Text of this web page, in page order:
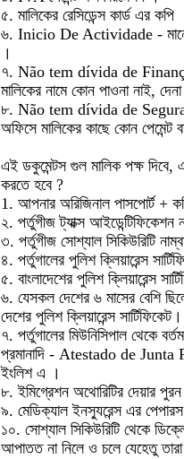
৫. মালিকের রেসিডেন্স কার্ড এর কপি
৬. Inicio De Actividade - মানে
।
৭. Não tem dívida de Finanças
মালিকের নামে কোন পাওনা নাই, দেনা
৮. Não tem dívida de
অফিসে মালিকের কাছে কোন পেমেন্ট
এই ডকুমেন্টস গুল মালিক পক্ষ
করতে হবে ?
1. আপনার অরিজিনাল পাসপোর্ট +
২. পর্তুগীজ ট্যাক্স আইডেন্টিফিকেশন
৩. পর্তুগীজ সোশ্যাল সিকিউরিটি
৪. পর্তুগালের পুলিশ ক্লিয়ারেন্স
৫. বাংলাদেশের পুলিশ ক্লিয়ারেন্স
৬. যেসকল দেশের ৬ মাসের বেশি
দেশের পুলিশ ক্লিয়ারেন্স সার্টিফিকেট।
৭. পর্তুগালের মিউনিসিপাল থেকে
প্রমানাদি - Atestado de
ইংলিশ এ ।
৮. ইমিগ্রেশন অথোরিটির দেয়ার
৯. মেডিক্যাল ইনস্যুরেন্স এর
১০. সোশ্যাল সিকিউরিটি থেকে
আপাতত না নিলে ও চলে যেহেতু